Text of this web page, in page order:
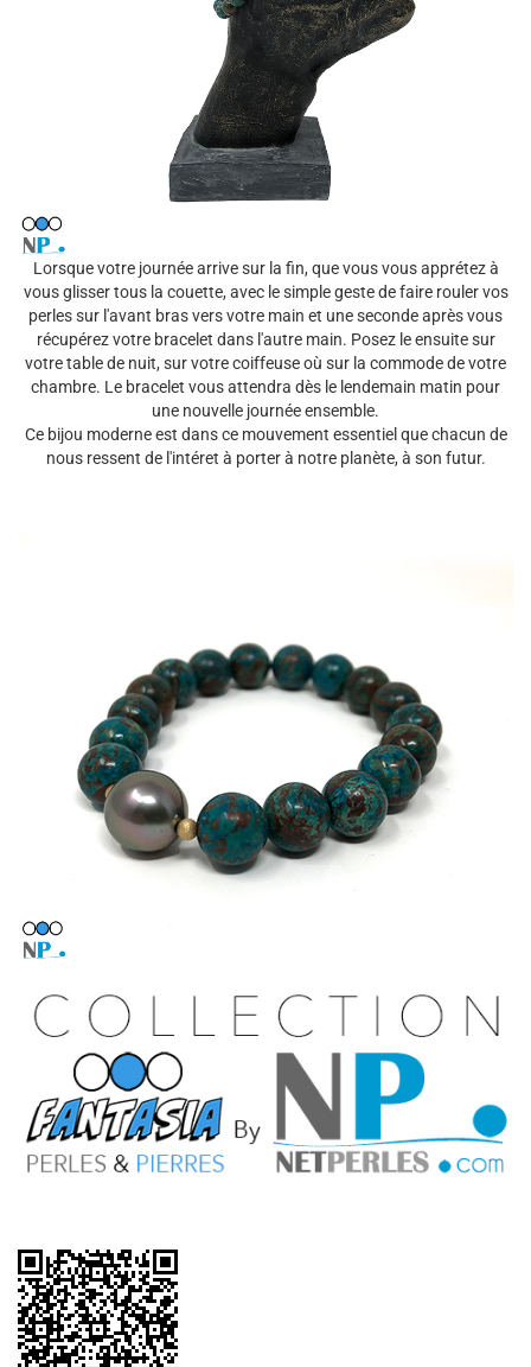
Lorsque votre journée arrive sur la fin, que vous vous apprétez à
vous glisser tous la couette, avec le simple geste de faire rouler vos
perles sur l'avant bras vers votre main et une seconde après vous
récupérez votre bracelet dans l'autre main. Posez le ensuite sur
votre table de nuit, sur votre coiffeuse où sur la commode de votre
chambre. Le bracelet vous attendra dès le lendemain matin pour
une nouvelle journée ensemble.
Ce bijou moderne est dans ce mouvement essentiel que chacun de
nous ressent de l'intéret à porter à notre planète, à son futur.